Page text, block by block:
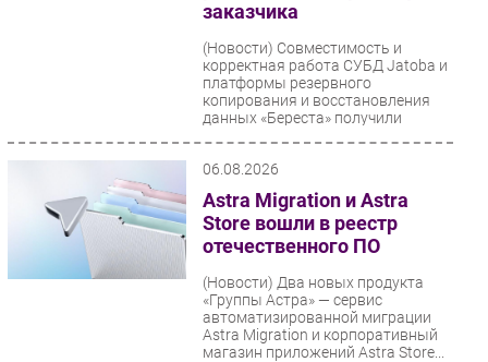
Регулирование
Финансы
заказчика
(Новости) Совместимость и
корректная работа СУБД Jatoba и
платформы резервного
копирования и восстановления
данных «Береста» получили
06.08.2026
Astra Migration и Astra
Store вошли в реестр
отечественного ПО
(Новости) Два новых продукта
«Группы Астра» — сервис
автоматизированной миграции
Astra Migration и корпоративный
магазин приложений Astra Store...